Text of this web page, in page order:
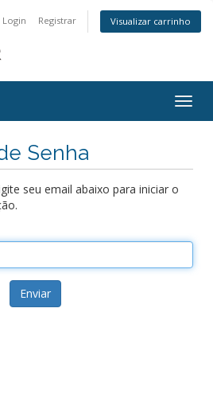
Login Registrar Visualizar carrinho
Senha
seu email abaixo para iniciar o
Enviar